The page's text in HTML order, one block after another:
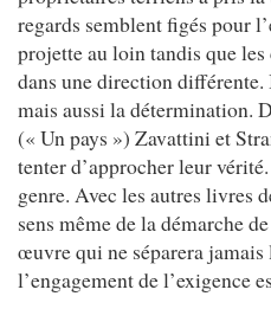
regards semblent figés pour
projette au loin tandis que
dans une direction
mais aussi la détermination.
(« Un pays ») Zavattini et
tenter d’approcher leur
genre. Avec les autres livres
sens même de la démarche
œuvre qui ne séparera jamais
l’engagement de l’exigence